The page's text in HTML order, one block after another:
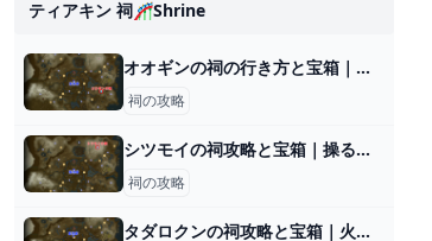
ティアキン 祠🎢shrine
オオギンの祠の行き方と宝箱｜ラウルの祝福
祠の攻略
シツモイの祠攻略と宝箱｜操るもの
祠の攻略
タダロクンの祠攻略と宝箱｜火と水